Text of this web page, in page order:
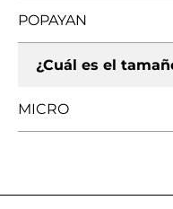
POPAYAN
¿Cuál es el
MICRO